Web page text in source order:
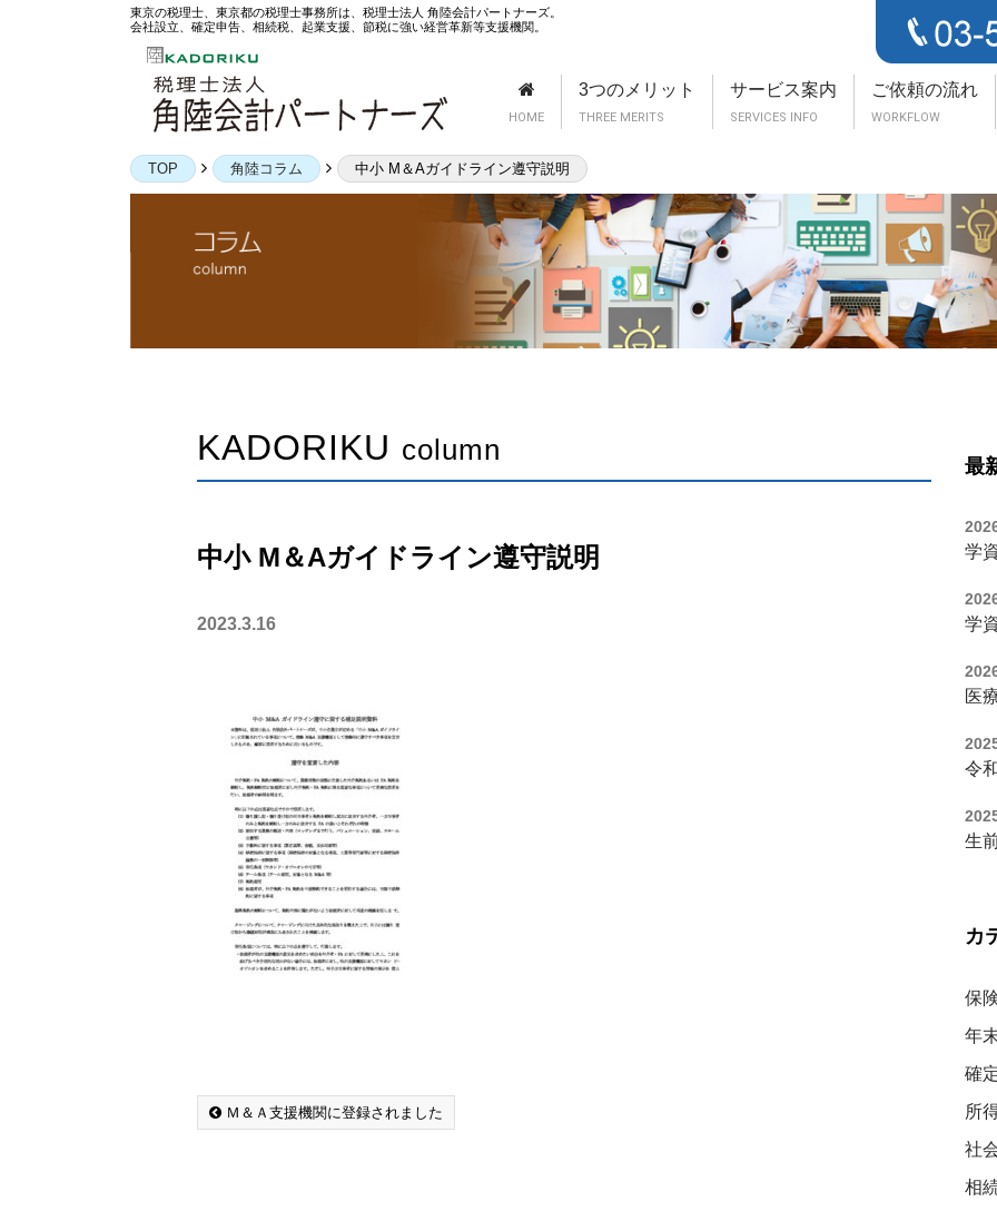
東京の税理士、東京都の税理士事務所は、税理士法人 角陸会計パートナーズ。
会社設立、確定申告、相続税、起業支援、節税に強い経営革新等支援機関。
HOME
3つのメリット
THREE MERITS
サービス案内
SERVICES INFO
ご依頼の流れ
WORKFLOW
TOP 角陸コラム 中小 M＆Aガイドライン遵守説明
KADORIKU column
中小 M＆Aガイドライン遵守説明
2023.3.16
Ｍ＆Ａ支援機関に登録されました
最
学
学
医
令
生
カ
保
年
確
所
社
相
お気軽にお電話ください！
↓ メールでのお問い合わせはこちら
info@kadoriku.com